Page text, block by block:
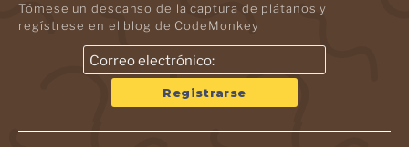
Tómese un descanso de la captura de plátanos y
regístrese en el blog de CodeMonkey